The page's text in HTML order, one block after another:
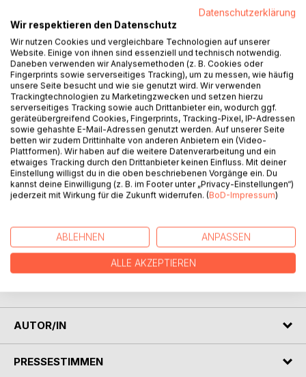
Nach der Geburt ihrer Zwillinge müssen Nirvin und Edoardo
mit der Unterstützung
alter und neuer Verbündeter ihre Mission fortsetzten und
die
Fragmente des Heka-Steins zerstören. Während das Land
weiter unter der
grausamen Herrschaft Al Halabis leidet, werden die
Freunde von einer
noch viel dunkleren und gefährlicheren Macht bedroht: Der
mysteriöse Iblis
ist ihnen dicht auf den Fersen, der durch Seth
übernatürliche Kräfte und
Fähigkeiten besitzt und die fürchterlichen Shaitans anführt.
Das letzte
doch die
härteste Probe erwartet sie am Ende ihrer Mission, die jäh
zu scheitern
droht, als die Ereignisse eine unterwartete Wendung
AUTOR/IN
PRESSESTIMMEN
Datenschutzerklärung
Wir respektieren den Datenschutz
Wir nutzen Cookies und vergleichbare Technologien auf unserer
Website. Einige von ihnen sind essenziell und technisch notwendig.
Daneben verwenden wir Analysemethoden (z. B. Cookies oder
Fingerprints sowie serverseitiges Tracking), um zu messen, wie häufig
unsere Seite besucht und wie sie genutzt wird. Wir verwenden
Trackingtechnologien zu Marketingzwecken und setzen hierzu
serverseitiges Tracking sowie auch Drittanbieter ein, wodurch ggf.
geräteübergreifend Cookies, Fingerprints, Tracking-Pixel, IP-Adressen
sowie gehashte E-Mail-Adressen genutzt werden. Auf unserer Seite
betten wir zudem Drittinhalte von anderen Anbietern ein (Video-
Plattformen). Wir haben auf die weitere Datenverarbeitung und ein
etwaiges Tracking durch den Drittanbieter keinen Einfluss. Mit deiner
Einstellung willigst du in die oben beschriebenen Vorgänge ein. Du
kannst deine Einwilligung (z. B. im Footer unter „Privacy-Einstellungen“)
jederzeit mit Wirkung für die Zukunft widerrufen. (BoD-Impressum)
ABLEHNEN ANPASSEN
ALLE AKZEPTIEREN